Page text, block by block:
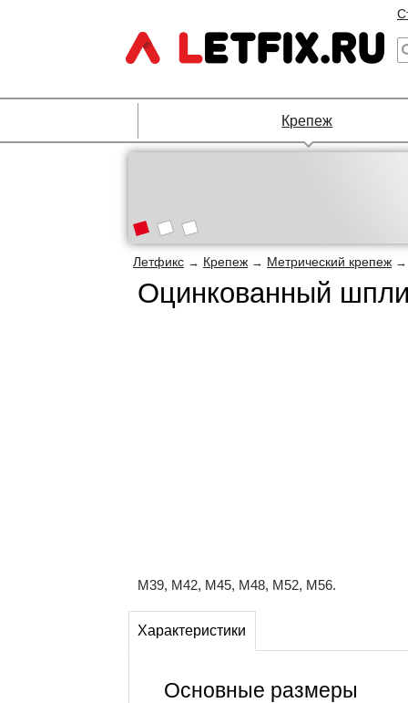
Крепеж
Летфикс → Крепеж → Метрический крепеж
Оцинкованный
М39, М42, М45, М48, М52, М56.
Характеристики
Основные размеры